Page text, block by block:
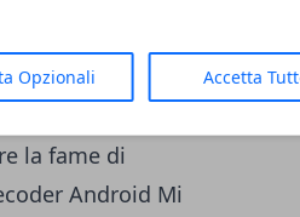
Opzionali Accetta
un ampio
Mi Max 2 (279
sempre-verde
la fame di
Android Mi